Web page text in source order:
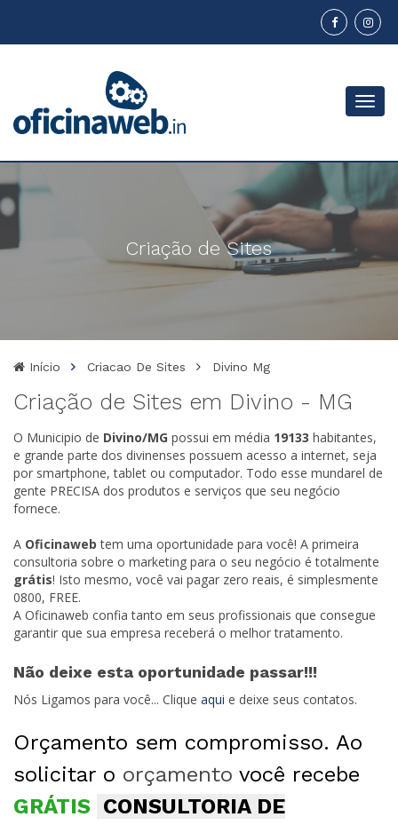
Menu
Criação de Sites
Início Criacao De Sites Divino Mg
Criação de Sites em Divino - MG
O Municipio de Divino/MG possui em média 19133 habitantes,
e grande parte dos divinenses possuem acesso a internet, seja
por smartphone, tablet ou computador. Todo esse mundarel de
gente PRECISA dos produtos e serviços que seu negócio
fornece.
A Oficinaweb tem uma oportunidade para você! A primeira
consultoria sobre o marketing para o seu negócio é totalmente
grátis! Isto mesmo, você vai pagar zero reais, é simplesmente
0800, FREE.
A Oficinaweb confia tanto em seus profissionais que consegue
garantir que sua empresa receberá o melhor tratamento.
Não deixe esta oportunidade passar!!!
Nós Ligamos para você... Clique aqui e deixe seus contatos.
Orçamento sem compromisso. Ao
solicitar o orçamento você recebe
GRÁTIS CONSULTORIA DE